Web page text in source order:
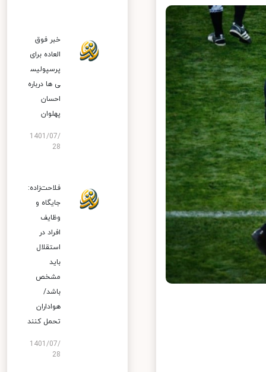
خبر فوق
العاده برای
پرسپولیس
ی ها درباره
احسان
پهلوان
1401/07/
28
فلاحت‌زاده:
جایگاه و
وظایف
افراد در
استقلال
باید
مشخص
باشد/
هواداران
تحمل کنند
1401/07/
28